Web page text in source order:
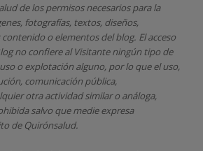
de los permisos necesarios para la
fotografías, textos, diseños,
o elementos del blog. El acceso
no confiere al Visitante ningún tipo de
o explotación alguno, por lo que el uso,
comunicación pública,
otra actividad similar o análoga,
salvo que medie expresa
de Quirónsalud.